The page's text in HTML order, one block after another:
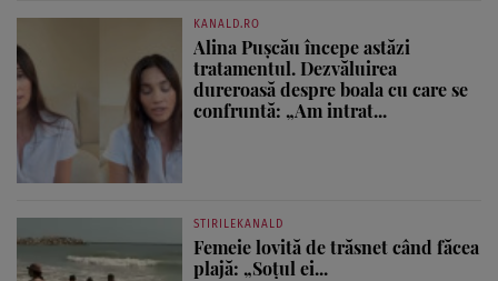
KANALD.RO
Alina Pușcău începe astăzi
tratamentul. Dezvăluirea
dureroasă despre boala cu care se
confruntă: „Am intrat...
STIRILEKANALD
Femeie lovită de trăsnet când făcea
plajă: „Soțul ei...